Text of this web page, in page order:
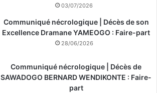
03/07/2026
Communiqué nécrologique | Décès de son
Excellence Dramane YAMEOGO : Faire-part
28/06/2026
Communiqué nécrologique | Décès de
SAWADOGO BERNARD WENDIKONTE : Faire-
part